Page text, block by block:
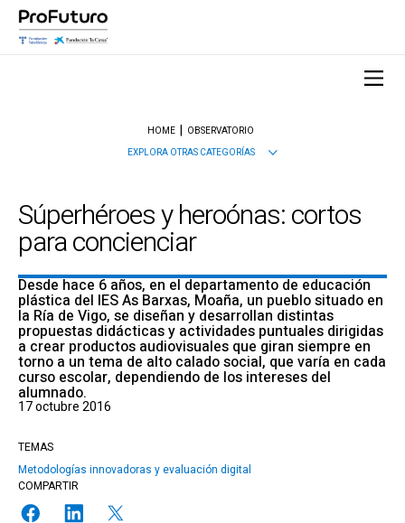
HOME
OBSERVATORIO
EXPLORA OTRAS CATEGORÍAS
Súperhéroes y heroónas: cortos
para concienciar
Desde hace 6 años, en el departamento de educación
plástica del IES As Barxas, Moaña, un pueblo situado en
la Ría de Vigo, se diseñan y desarrollan distintas
propuestas didácticas y actividades puntuales dirigidas
a crear productos audiovisuales que giran siempre en
torno a un tema de alto calado social, que varía en cada
curso escolar, dependiendo de los intereses del
alumnado.
17 octubre 2016
TEMAS
Metodologías innovadoras y evaluación digital
COMPARTIR